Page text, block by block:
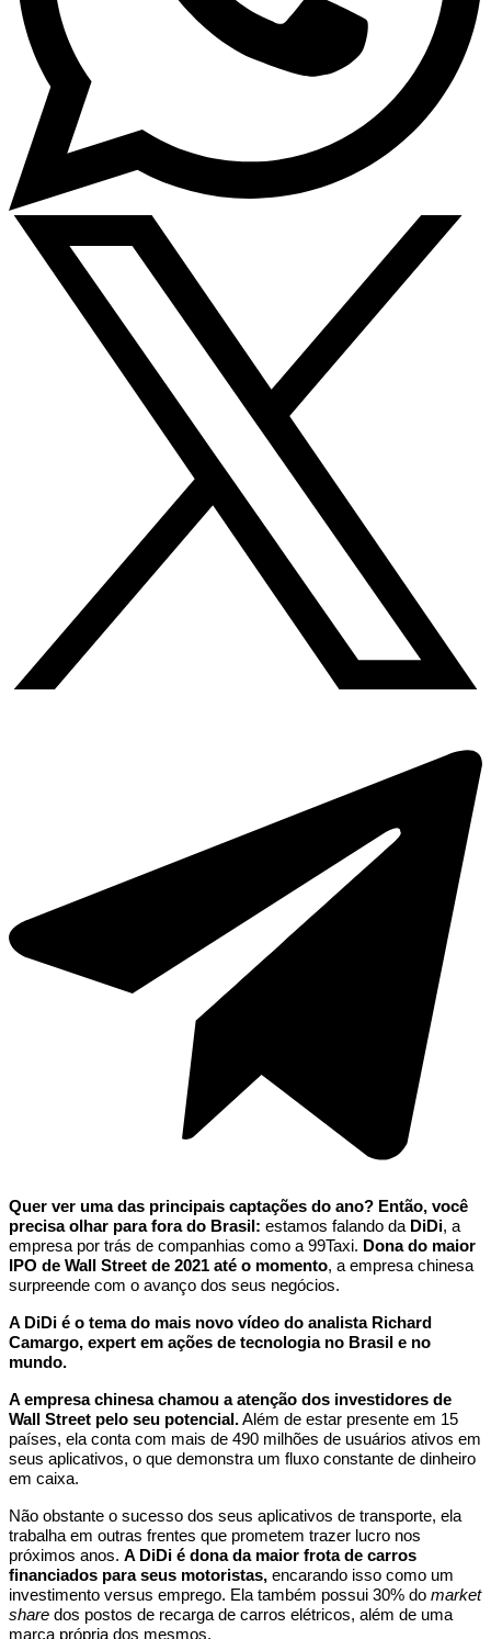
Quer ver uma das principais captações do ano? Então, você
precisa olhar para fora do Brasil: estamos falando da DiDi, a
empresa por trás de companhias como a 99Taxi. Dona do maior
IPO de Wall Street de 2021 até o momento, a empresa chinesa
surpreende com o avanço dos seus negócios.
A DiDi é o tema do mais novo vídeo do analista Richard
Camargo, expert em ações de tecnologia no Brasil e no
mundo.
A empresa chinesa chamou a atenção dos investidores de
Wall Street pelo seu potencial.Além de estar presente em 15
países, ela conta com mais de 490 milhões de usuários ativos em
seus aplicativos, o que demonstra um fluxo constante de dinheiro
em caixa.
Não obstante o sucesso dos seus aplicativos de transporte, ela
trabalha em outras frentes que prometem trazer lucro nos
próximos anos. A DiDi é dona da maior frota de carros
financiados para seus motoristas, encarando isso como um
investimento versus emprego. Ela também possui 30% do market
share dos postos de recarga de carros elétricos, além de uma
marca própria dos mesmos.